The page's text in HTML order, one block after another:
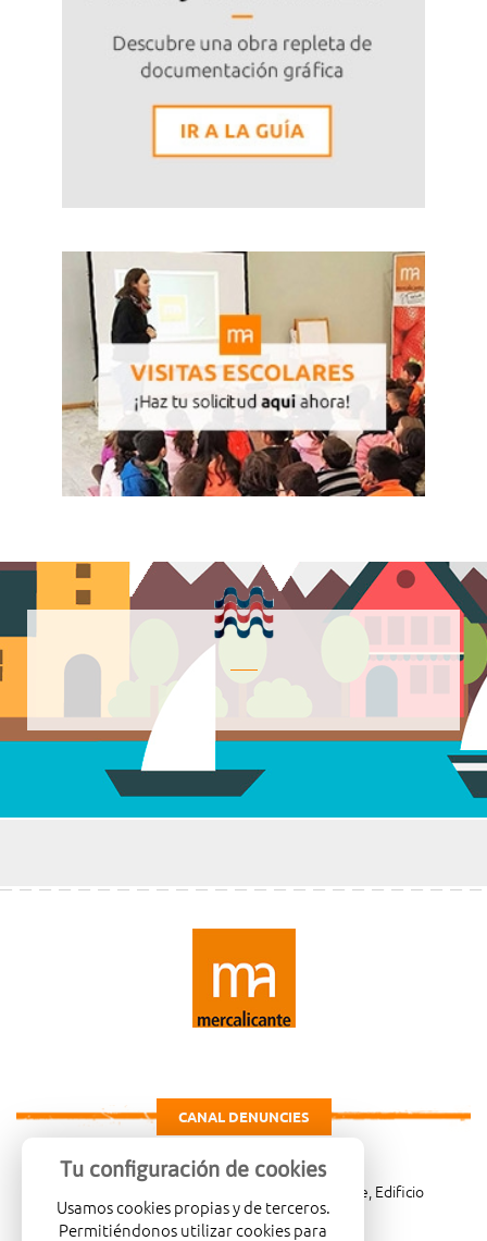
CANAL DENUNCIES
Carretera de Madrid Km. 4, 03007 Alicante, Edificio
Administrativo, planta 3ª
Tu configuración de cookies
Usamos cookies propias y de terceros.
Permitiéndonos utilizar cookies para